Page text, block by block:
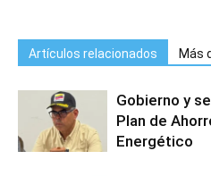
Artículos relacionados Más
Gobierno y
Plan de
Energético